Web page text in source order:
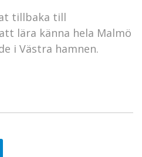
tillbaka till
lära känna hela Malmö
i Västra hamnen.